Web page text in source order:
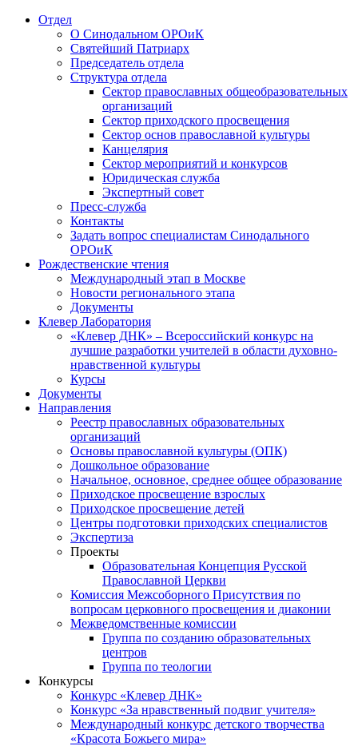
Отдел
О Синодальном ОРОиК
Святейший Патриарх
Председатель отдела
Структура отдела
Сектор православных общеобразовательных
организаций
Сектор приходского просвещения
Сектор основ православной культуры
Канцелярия
Сектор мероприятий и конкурсов
Юридическая служба
Экспертный совет
Пресс-служба
Контакты
Задать вопрос специалистам Синодального
ОРОиК
Рождественские чтения
Международный этап в Москве
Новости регионального этапа
Документы
Клевер Лаборатория
«Клевер ДНК» – Всероссийский конкурс на
лучшие разработки учителей в области духовно-
нравственной культуры
Курсы
Документы
Направления
Реестр православных образовательных
организаций
Основы православной культуры (ОПК)
Дошкольное образование
Начальное, основное, среднее общее образование
Приходское просвещение взрослых
Приходское просвещение детей
Центры подготовки приходских специалистов
Экспертиза
Проекты
Образовательная Концепция Русской
Православной Церкви
Комиссия Межсоборного Присутствия по
вопросам церковного просвещения и диаконии
Межведомственные комиссии
Группа по созданию образовательных
центров
Группа по теологии
Конкурсы
Конкурс «Клевер ДНК»
Конкурс «За нравственный подвиг учителя»
Международный конкурс детского творчества
«Красота Божьего мира»